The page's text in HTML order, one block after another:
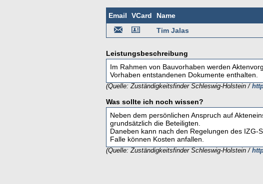
Email VCard Name
Tim Jalas
Leistungsbeschreibung
Im Rahmen von Bauvorhaben werden
Vorhaben entstandenen Dokumente enthalten.
(Quelle: Zuständigkeitsfinder Schleswig-Holstein /
Was sollte ich noch wissen?
Neben dem persönlichen Anspruch auf
grundsätzlich die Beteiligten.
Daneben kann nach den Regelungen des IZG-
Falle können Kosten anfallen.
(Quelle: Zuständigkeitsfinder Schleswig-Holstein /